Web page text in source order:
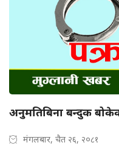
अनुमतिबिना बन्दुक
मंगलबार, चैत २६, २०८१